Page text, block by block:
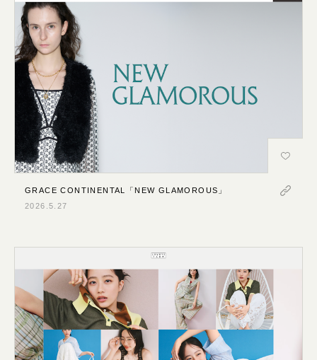
GRACE CONTINENTAL「NEW GLAMOROUS」
2026.5.27